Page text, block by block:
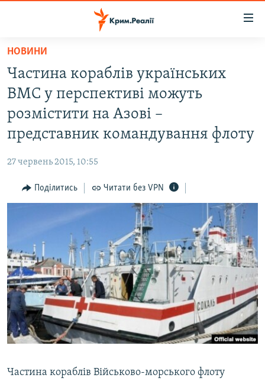
Перейти
основного
матеріалу
до
основної
Перейти
пошуку
ВІДЕО ТА ФОТО
ПОГЛЯД
ІНТЕРВ'Ю
СПЕЦПРОЕКТИ
ДЕПОРТАЦІЯ
ВІДЕОУРОКИ «ELIFBE»
СВІДЧЕННЯ ОКУПАЦІЇ
УКРАЇНСЬКА ПРОБЛЕМА КРИМУ
ІНФОГРАФІКА
ЯК ОБІЙТИ БЛОКУВАННЯ
Русский
Qırımtatar
ДОЛУЧАЙСЯ!
НОВИНИ
Частина кораблів українських
ВМС у перспективі можуть
розмістити на Азові –
представник командування флоту
27 червень 2015, 10:55
Поділитись Читати без VPN
Частина кораблів Військово-морського флоту